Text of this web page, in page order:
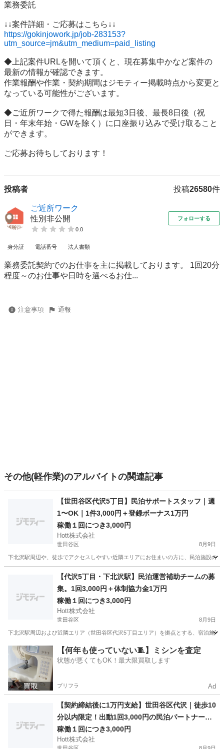
業務委託
https://gokinjowork.jp/job-283153?
utm_source=jm&utm_medium=paid_listing
◆上記案件URLを開いて頂くと、現在募集中かなど案件の
最新の情報が確認できます。
作業報酬や作業・契約期間はジモティー掲載時点から変更と
なっている可能性がございます。
◆ご近所ワークで得た報酬は最短3日後、最長8日後（祝
日・年末年始・GWを除く）に口座振り込みで受け取ること
ができます。
ご応募お待ちしております！
投稿者 投稿26580件
ご近所ワーク
性別非公開
0.0
フォローする
身分証 電話番号 法人書類
業務委託契約でのお仕事を主に掲載しております。 1回20分
程度～のお仕事や日時を選べるお仕...
注意事項 通報
その他(軽作業)のアルバイトの関連記事
【世田谷区代沢5丁目】民泊サポートスタッフ｜週
1〜OK｜1件3,000円＋登録ボーナス1万円
稼働１回につき3,000円
Hott株式会社
世田谷区 8月9日
下北沢駅周辺や、徒歩でアクセスしやすい近隣エリアにお住まいの方に、民泊施設の
その他 スタッフ
【代沢5丁目・下北沢駅】民泊運営補助チームの募
集。1回3,000円＋体制協力金1万円
稼働１回につき3,000円
Hott株式会社
世田谷区 8月9日
下北沢駅周辺および近隣エリア（世田谷区代沢5丁目エリア）を拠点とする、宿泊施
東京 世田谷区 その他 宿泊施設
【何年も使っていない🧵】ミシンを査定
状態が悪くてもOK！最大限買取します
プリフラ Ad
【契約締結後に1万円支給】世田谷区代沢｜徒歩10
分以内限定！出動1回3,000円の民泊パートナー募
集
稼働１回につき3,000円
Hott株式会社